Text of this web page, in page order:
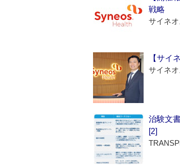
戦略
サイネ
【サイ
サイネ
治験文
[2]